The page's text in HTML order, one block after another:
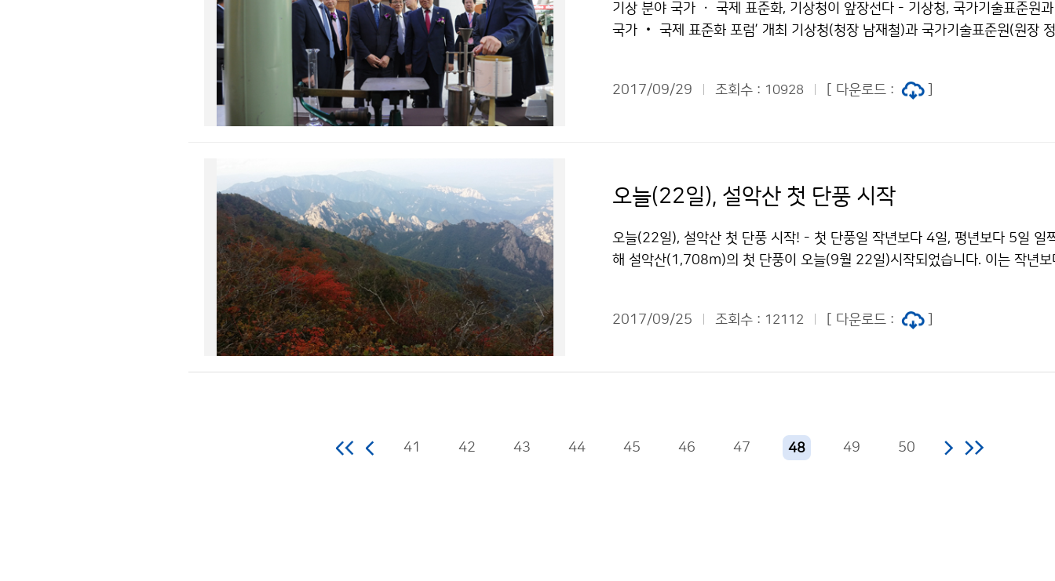
기상 분야 국가 ㆍ 국제 표준화, 기상청이 앞장선다 - 기상청, 국가기술표준원과
국가 ‧ 국제 표준화 포럼’ 개최 기상청(청장 남재철)과 국가기술표준원(원장
2017/09/29
조회수 : 10928 [ 다운로드 :
오늘(22일), 설악산 첫 단풍 시작
오늘(22일), 설악산 첫 단풍 시작! - 첫 단풍일 작년보다 4일, 평년보다 5일 일
해 설악산(1,708m)의 첫 단풍이 오늘(9월 22일)시작되었습니다. 이는 작년
2017/09/25
조회수 : 12112 [ 다운로드 :
41 42 43 44 45 46 47 48 49 50